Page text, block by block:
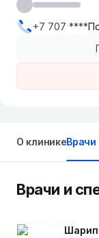
+7 707 ****
О клиникеВрачи
Врачи и